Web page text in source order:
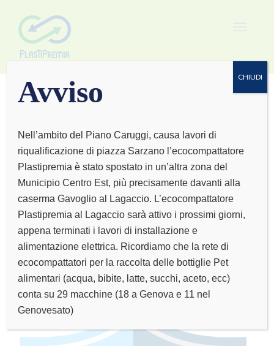
DA DAVIDE
MACELLERIA
GASTRONOMIA
Avviso
Nell’ambito del Piano Caruggi, causa lavori di
riqualificazione di piazza Sarzano l’ecocompattatore
Plastipremia è stato spostato in un’altra zona del
Municipio Centro Est, più precisamente davanti alla
caserma Gavoglio al Lagaccio. L’ecocompattatore
Plastipremia al Lagaccio sarà attivo i prossimi giorni,
appena terminati i lavori di installazione e
alimentazione elettrica. Ricordiamo che la rete di
ecocompattatori per la raccolta delle bottiglie Pet
alimentari (acqua, bibite, latte, succhi, aceto, ecc)
conta su 29 macchine (18 a Genova e 11 nel
Genovesato)
CHIUDI